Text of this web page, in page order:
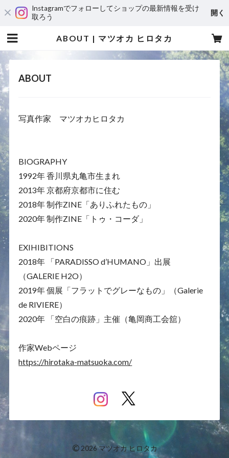
Instagramでフォローしてショップの最新情報を受け
取ろう
開く
ABOUT | マツオカ ヒロタカ
ABOUT
写真作家 マツオカヒロタカ
BIOGRAPHY
1992年 香川県丸亀市生まれ
2013年 京都府京都市に住む
2018年 制作ZINE「ありふれたもの」
2020年 制作ZINE「トゥ・コーダ」
EXIHIBITIONS
2018年 「PARADISSO d’HUMANO」出展
（GALERIE H2O）
2019年 個展「フラットでグレーなもの」（Galerie
de RIVIERE）
2020年 「空白の痕跡」主催（亀岡商工会舘）
作家Webページ
https://hirotaka-matsuoka.com/
©2026 マツオカ ヒロタカ